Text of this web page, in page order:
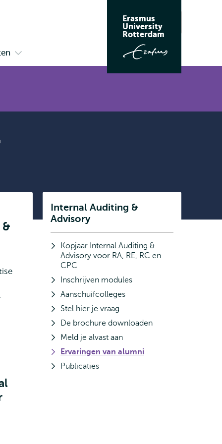
Zoeken
Erasmus
University
Rotterdam
Subnavigatie
Internal Auditing &
Advisory
Kopjaar Internal Auditing &
Advisory voor RA, RE, RC en
CPC
Inschrijven modules
Aanschuifcolleges
Stel hier je vraag
De brochure downloaden
Meld je alvast aan
Ervaringen van alumni
Publicaties